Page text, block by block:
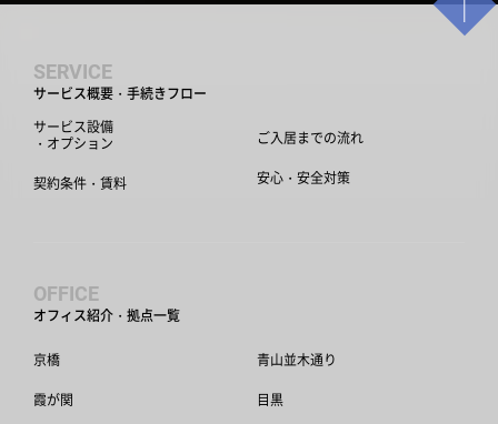
SERVICE
サービス概要・手続きフロー
サービス設備
・オプション
契約条件・賃料
ご入居までの流れ
安心・安全対策
OFFICE
オフィス紹介・拠点一覧
京橋
霞が関
青山並木通り
目黒